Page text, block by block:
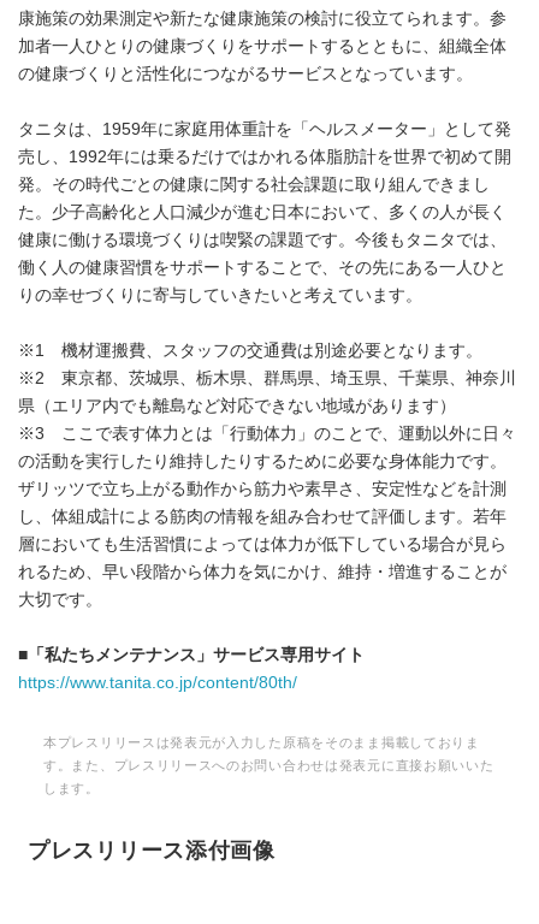
康施策の効果測定や新たな健康施策の検討に役立てられます。参
加者一人ひとりの健康づくりをサポートするとともに、組織全体
の健康づくりと活性化につながるサービスとなっています。
タニタは、1959年に家庭用体重計を「ヘルスメーター」として発
売し、1992年には乗るだけではかれる体脂肪計を世界で初めて開
発。その時代ごとの健康に関する社会課題に取り組んできまし
た。少子高齢化と人口減少が進む日本において、多くの人が長く
健康に働ける環境づくりは喫緊の課題です。今後もタニタでは、
働く人の健康習慣をサポートすることで、その先にある一人ひと
りの幸せづくりに寄与していきたいと考えています。
※1 機材運搬費、スタッフの交通費は別途必要となります。
※2 東京都、茨城県、栃木県、群馬県、埼玉県、千葉県、神奈川
県（エリア内でも離島など対応できない地域があります）
※3 ここで表す体力とは「行動体力」のことで、運動以外に日々
の活動を実行したり維持したりするために必要な身体能力です。
ザリッツで立ち上がる動作から筋力や素早さ、安定性などを計測
し、体組成計による筋肉の情報を組み合わせて評価します。若年
層においても生活習慣によっては体力が低下している場合が見ら
れるため、早い段階から体力を気にかけ、維持・増進することが
大切です。
■「私たちメンテナンス」サービス専用サイト
https://www.tanita.co.jp/content/80th/
本プレスリリースは発表元が入力した原稿をそのまま掲載しておりま
す。また、プレスリリースへのお問い合わせは発表元に直接お願いいた
します。
プレスリリース添付画像